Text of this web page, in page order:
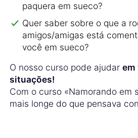
paquera em sueco?
Quer saber sobre o que a
amigos/amigas está
você em sueco?
O nosso curso pode ajudar em
situações!
Com o curso «Namorando em
mais longe do que pensava